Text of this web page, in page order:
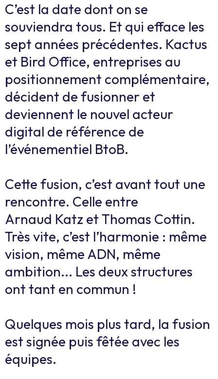
C’est la date dont on se
souviendra tous. Et qui efface les
sept années précédentes. Kactus
et Bird Office, entreprises au
positionnement complémentaire,
décident de fusionner et
deviennent le nouvel acteur
digital de référence de
l’événementiel BtoB.
Cette fusion, c’est avant tout une
rencontre. Celle entre
Arnaud Katz et Thomas Cottin.
Très vite, c’est l’harmonie : même
vision, même ADN, même
ambition... Les deux structures
ont tant en commun !
Quelques mois plus tard, la fusion
est signée puis fêtée avec les
équipes.